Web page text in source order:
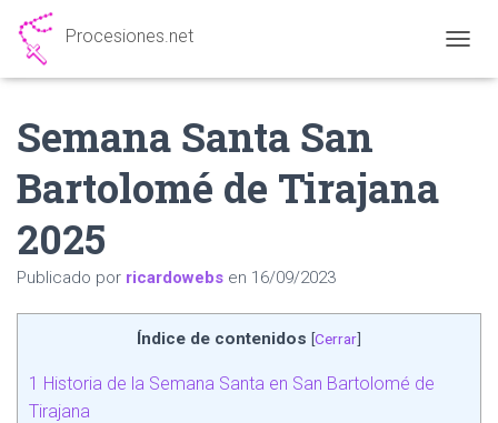
Procesiones.net
Semana Santa San
Bartolomé de Tirajana
2025
Publicado por ricardowebs en 16/09/2023
Índice de contenidos [Cerrar]
1 Historia de la Semana Santa en San Bartolomé de
Tirajana